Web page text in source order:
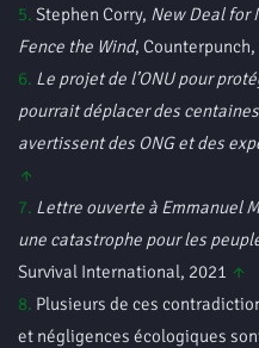
5. Stephen Corry, New Deal for
Fence the Wind,
6. Le projet de l’ONU pour
pourrait déplacer des
avertissent des ONG et des
↑
7. Lettre ouverte à Emmanuel
une catastrophe pour les
Survival International, 2021 ↑
8. Plusieurs de ces
et négligences écologiques